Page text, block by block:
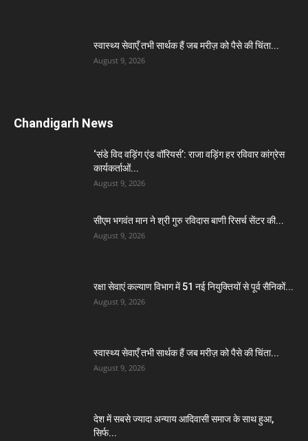
स्वास्थ्य सेवाएँ तभी सार्थक हैं जब मरीज़ को पैसे की चिंता...
August 9, 2026
Chandigarh News
‘संडे विद वड़िंग एंड वॉरियर्स’: राजा वड़िंग हर रविवार कांग्रेस
कार्यकर्ताओं...
August 9, 2026
सीएम भगवंत मान ने श्री गुरु रविदास बाणी रिसर्च सेंटर की...
August 9, 2026
रक्षा सेवाएं कल्याण विभाग में 51 नई नियुक्तियों से पूर्व सैनिकों...
August 9, 2026
स्वास्थ्य सेवाएँ तभी सार्थक हैं जब मरीज़ को पैसे की चिंता...
August 9, 2026
देश में सबसे ज्यादा अन्याय आदिवासी समाज के साथ हुआ,
सिर्फ...